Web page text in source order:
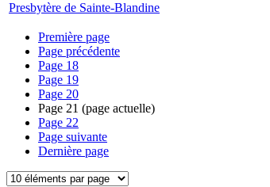
Presbytère de Sainte-Blandine
Première page
Page précédente
Page 18
Page 19
Page 20
Page 21 (page actuelle)
Page 22
Page suivante
Dernière page